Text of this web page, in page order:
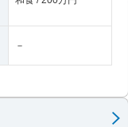
－